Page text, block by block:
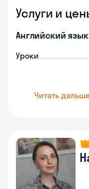
Услуги и
Английский язык
Уроки
Читать